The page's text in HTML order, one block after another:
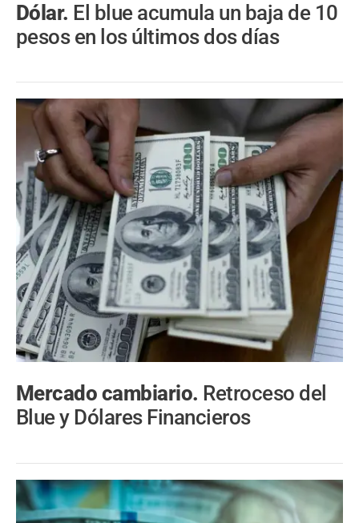
Dólar. El blue acumula un baja de 10
pesos en los últimos dos días
Mercado cambiario. Retroceso del
Blue y Dólares Financieros